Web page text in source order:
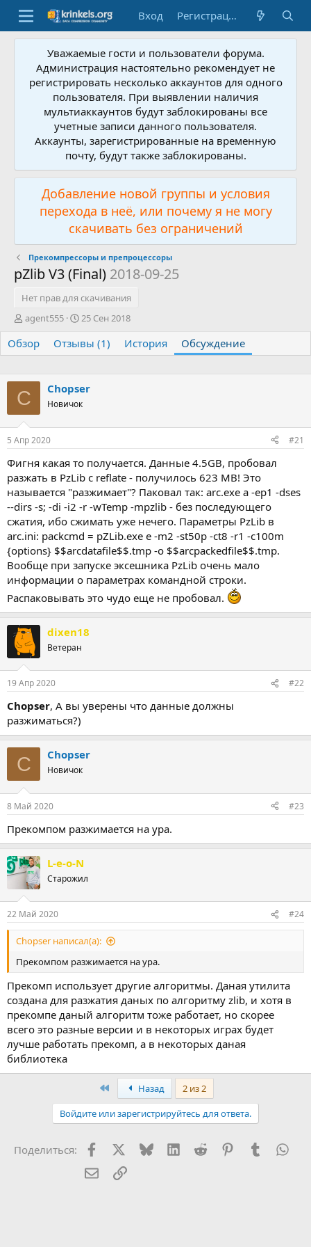
Вход Регистрация
Уважаемые гости и пользователи форума.
Администрация настоятельно рекомендует не
регистрировать несколько аккаунтов для одного
пользователя. При выявлении наличия
мультиаккаунтов будут заблокированы все
учетные записи данного пользователя.
Аккаунты, зарегистрированные на временную
почту, будут также заблокированы.
Добавление новой группы и условия
перехода в неё, или почему я не могу
скачивать без ограничений
Прекомпрессоры и препроцессоры
pZlib V3 (Final) 2018-09-25
Нет прав для скачивания
А
т
о
т
е
м
ы
agent555
Д
т
а
ч
а
а
25 Сен 2018
Обзор Отзывы (1) История Обсуждение
C Chopser
Новичок
5 Апр 2020 #21
Фигня какая то получается. Данные 4.5GB, пробовал
разжать в PzLib с reflate - получилось 623 MB! Это
называется "разжимает"? Паковал так: arc.exe a -ep1 -dses
--dirs -s; -di -i2 -r -wTemp -mpzlib - без последующего
сжатия, ибо сжимать уже нечего. Параметры PzLib в
arc.ini: packcmd = pZLib.exe e -m2 -st50p -ct8 -r1 -c100m
{options} $$arcdatafile$$.tmp -o $$arcpackedfile$$.tmp.
Вообще при запуске эксешника PzLib очень мало
информации о параметрах командной строки.
Распаковывать это чудо еще не пробовал.
dixen18
Ветеран
19 Апр 2020 #22
Chopser, А вы уверены что данные должны
разжиматься?)
C Chopser
Новичок
8 Май 2020 #23
Прекомпом разжимается на ура.
L-e-o-N
Старожил
22 Май 2020 #24
Chopser написал(а):
Прекомпом разжимается на ура.
Прекомп использует другие алгоритмы. Даная утилита
создана для разжатия даных по алгоритму zlib, и хотя в
прекомпе даный алгоритм тоже работает, но скорее
всего это разные версии и в некоторых играх будет
лучше работать прекомп, а в некоторых даная
библиотека
Назад
2 из 2
Войдите или зарегистрируйтесь для ответа.
Поделиться: FacebookX (Twitter)
BlueskyLinkedInReddit PinterestTumblr
Электронная почта
Ссылка